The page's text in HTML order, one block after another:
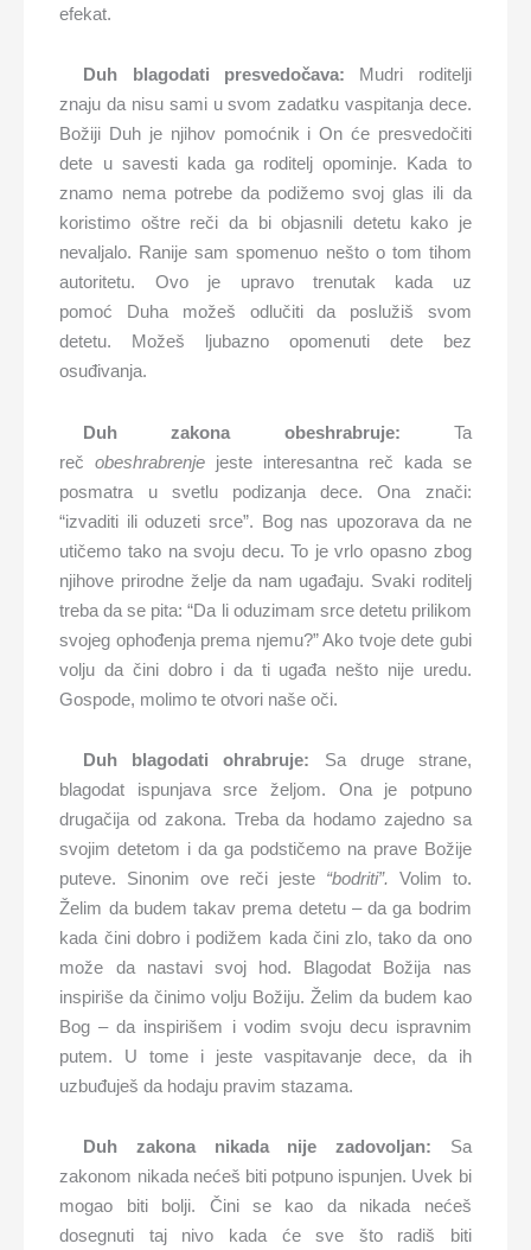
efekat.
Duh blagodati presvedočava: Mudri roditelji
znaju da nisu sami u svom zadatku vaspitanja dece.
Božiji Duh je njihov pomoćnik i On će presvedočiti
dete u savesti kada ga roditelj opominje. Kada to
znamo nema potrebe da podižemo svoj glas ili da
koristimo oštre reči da bi objasnili detetu kako je
nevaljalo. Ranije sam spomenuo nešto o tom tihom
autoritetu. Ovo je upravo trenutak kada uz
pomoć Duha možeš odlučiti da poslužiš svom
detetu. Možeš ljubazno opomenuti dete bez
osuđivanja.
Duh zakona obeshrabruje: Ta
rečobeshrabrenje jeste interesantna reč kada se
posmatra u svetlu podizanja dece. Ona znači:
“izvaditi ili oduzeti srce”. Bog nas upozorava da ne
utičemo tako na svoju decu. To je vrlo opasno zbog
njihove prirodne želje da nam ugađaju. Svaki roditelj
treba da se pita: “Da li oduzimam srce detetu prilikom
svojeg ophođenja prema njemu?” Ako tvoje dete gubi
volju da čini dobro i da ti ugađa nešto nije uredu.
Gospode, molimo te otvori naše oči.
Duh blagodati ohrabruje: Sa druge strane,
blagodat ispunjava srce željom. Ona je potpuno
drugačija od zakona. Treba da hodamo zajedno sa
svojim detetom i da ga podstičemo na prave Božije
puteve. Sinonim ove reči jeste “bodriti”. Volim to.
Želim da budem takav prema detetu – da ga bodrim
kada čini dobro i podižem kada čini zlo, tako da ono
može da nastavi svoj hod. Blagodat Božija nas
inspiriše da činimo volju Božiju. Želim da budem kao
Bog – da inspirišem i vodim svoju decu ispravnim
putem. U tome i jeste vaspitavanje dece, da ih
uzbuđuješ da hodaju pravim stazama.
Duh zakona nikada nije zadovoljan: Sa
zakonom nikada nećeš biti potpuno ispunjen. Uvek bi
mogao biti bolji. Čini se kao da nikada nećeš
dosegnuti taj nivo kada će sve što radiš biti